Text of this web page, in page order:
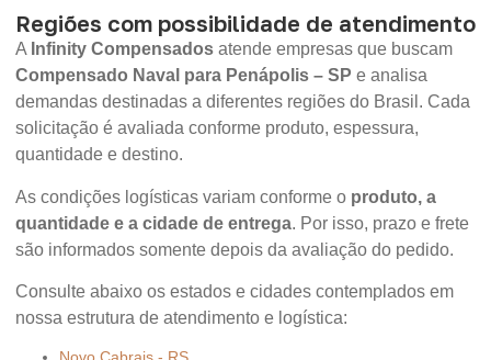
Regiões com possibilidade de atendimento
A Infinity Compensados atende empresas que buscam
Compensado Naval para Penápolis – SP e analisa
demandas destinadas a diferentes regiões do Brasil. Cada
solicitação é avaliada conforme produto, espessura,
quantidade e destino.
As condições logísticas variam conforme o produto, a
quantidade e a cidade de entrega. Por isso, prazo e frete
são informados somente depois da avaliação do pedido.
Consulte abaixo os estados e cidades contemplados em
nossa estrutura de atendimento e logística: